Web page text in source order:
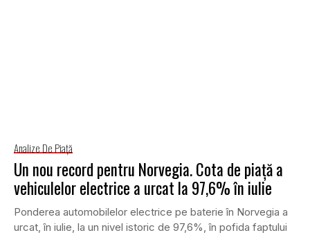
Analize De Piață
Un nou record pentru Norvegia. Cota de piață a
vehiculelor electrice a urcat la 97,6% în iulie
Ponderea automobilelor electrice pe baterie în Norvegia a
urcat, în iulie, la un nivel istoric de 97,6%, în pofida faptului